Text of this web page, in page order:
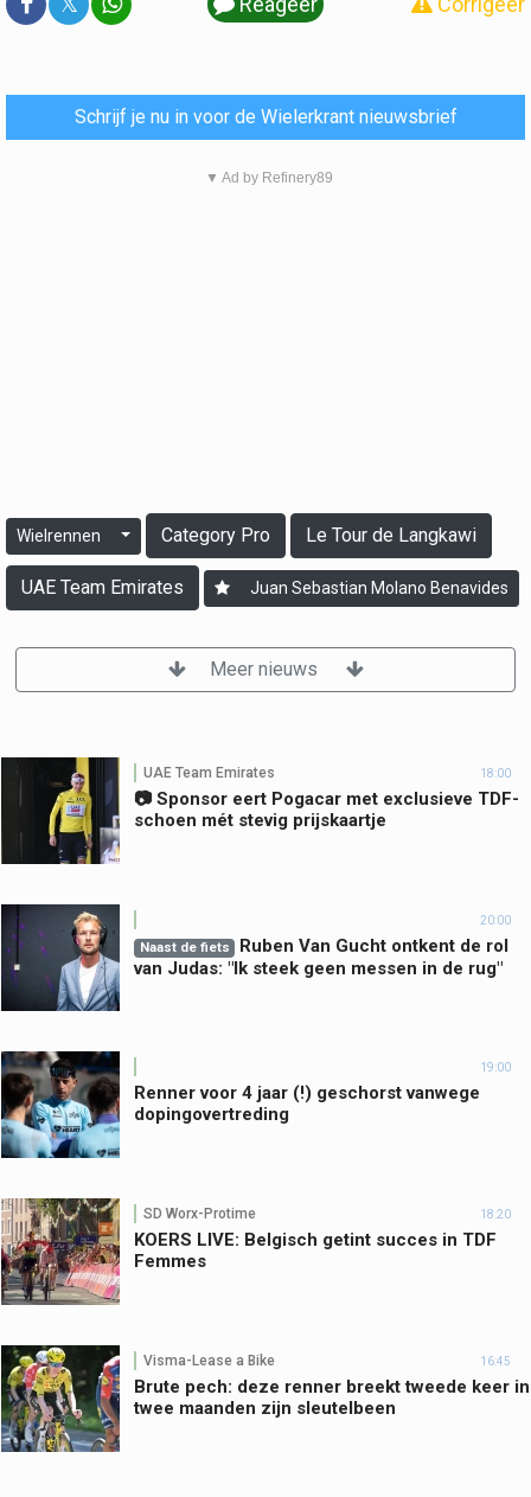
Schrijf je nu in voor de Wielerkrant nieuwsbrief
▼ Ad by Refinery89
Wielrennen Category Pro Le Tour de Langkawi
UAE Team Emirates Juan Sebastian Molano Benavides
Meer nieuws
UAE Team Emirates 18:00
📷 Sponsor eert Pogacar met exclusieve TDF-
schoen mét stevig prijskaartje
20:00
Naast de fiets
Ruben Van Gucht ontkent de rol
van Judas: "Ik steek geen messen in de rug"
19:00
Renner voor 4 jaar (!) geschorst vanwege
dopingovertreding
SD Worx-Protime 18:20
KOERS LIVE: Belgisch getint succes in TDF
Femmes
Visma-Lease a Bike 16:45
Brute pech: deze renner breekt tweede keer in
twee maanden zijn sleutelbeen